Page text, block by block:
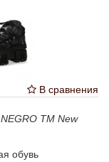
В сравнения
ТМ New
обувь